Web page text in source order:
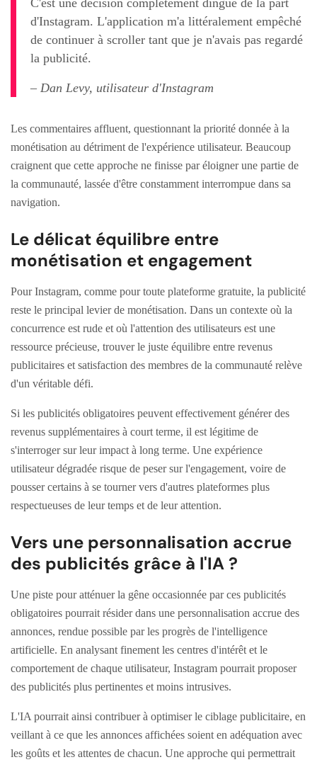
d'Instagram. L'application m'a littéralement empêché
de continuer à scroller tant que je n'avais pas regardé
la publicité.
– Dan Levy, utilisateur d'Instagram
Les commentaires affluent, questionnant la priorité donnée à la
monétisation au détriment de l'expérience utilisateur. Beaucoup
craignent que cette approche ne finisse par éloigner une partie de
la communauté, lassée d'être constamment interrompue dans sa
navigation.
Le délicat équilibre entre
monétisation et engagement
Pour Instagram, comme pour toute plateforme gratuite, la publicité
reste le principal levier de monétisation. Dans un contexte où la
concurrence est rude et où l'attention des utilisateurs est une
ressource précieuse, trouver le juste équilibre entre revenus
publicitaires et satisfaction des membres de la communauté relève
d'un véritable défi.
Si les publicités obligatoires peuvent effectivement générer des
revenus supplémentaires à court terme, il est légitime de
s'interroger sur leur impact à long terme. Une expérience
utilisateur dégradée risque de peser sur l'engagement, voire de
pousser certains à se tourner vers d'autres plateformes plus
respectueuses de leur temps et de leur attention.
Vers une personnalisation accrue
des publicités grâce à l'IA ?
Une piste pour atténuer la gêne occasionnée par ces publicités
obligatoires pourrait résider dans une personnalisation accrue des
annonces, rendue possible par les progrès de l'intelligence
artificielle. En analysant finement les centres d'intérêt et le
comportement de chaque utilisateur, Instagram pourrait proposer
des publicités plus pertinentes et moins intrusives.
L'IA pourrait ainsi contribuer à optimiser le ciblage publicitaire, en
veillant à ce que les annonces affichées soient en adéquation avec
les goûts et les attentes de chacun. Une approche qui permettrait